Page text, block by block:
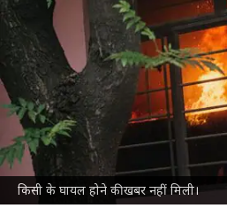
किसी के घायल होने की खबर नहीं मिली।
लुधियाना के स्कूल में
बीच भी बाल-बाल बचे बच्चे
देश Jul 09, 2026
लुधियाना के राम लाल भसीन
जनरेटर रूम में एक बड़ा धमाका
गई और पूरे स्कूल में अफरा-तफरी
छात्र और स्टाफ सुरक्षित बाहर
नहीं आई।